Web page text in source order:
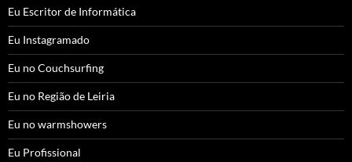
Eu Escritor de Informática
Eu Instagramado
Eu no Couchsurfing
Eu no Região de Leiria
Eu no warmshowers
Eu Profissional